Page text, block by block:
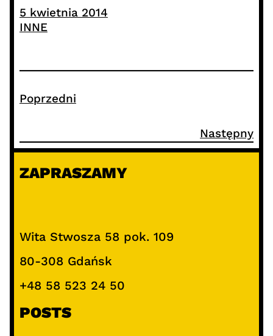
5 kwietnia 2014
INNE
Poprzedni
Następny
ZAPRASZAMY
Wita Stwosza 58 pok. 109
80-308 Gdańsk
+48 58 523 24 50
POSTS